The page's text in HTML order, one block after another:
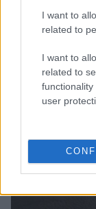
I want to
related to
I want to
related to
user
con l’AI
Martina Marchesi · 7
SERVIZI PER LE